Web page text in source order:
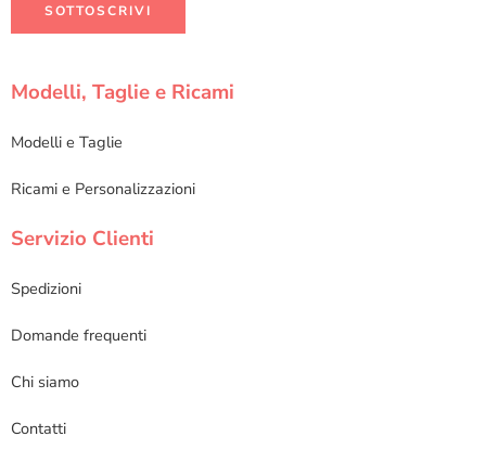
Modelli, Taglie e Ricami
Modelli e Taglie
Ricami e Personalizzazioni
Servizio Clienti
Spedizioni
Domande frequenti
Chi siamo
Contatti